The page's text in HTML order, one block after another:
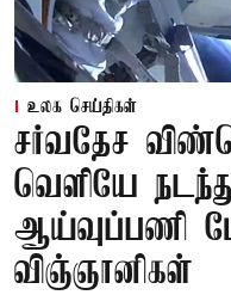
உலக செய்திகள்
சர்வதேச
வெளியே
ஆய்வுப்பணி
விஞ்ஞானிகள்